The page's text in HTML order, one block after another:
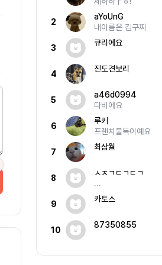
2
aYoUnG
내이름은 김구찌
3
큐리에요
4
진도견보리
5
a46d0994
다비에요
6
루키
프렌치불독이예요
7
최삼월
8
ㅅㅈㄱㄷㄱㄷㄱ
...
9
카토스
10
87350855